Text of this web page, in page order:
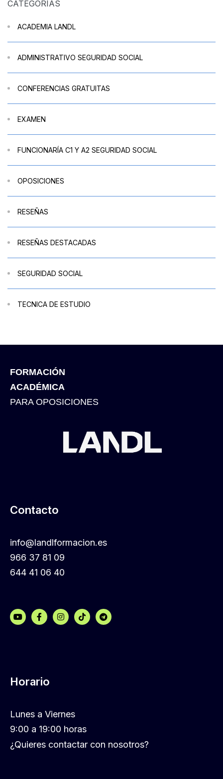
CATEGORÍAS
ACADEMIA LANDL
ADMINISTRATIVO SEGURIDAD SOCIAL
CONFERENCIAS GRATUITAS
EXAMEN
FUNCIONARÍA C1 Y A2 SEGURIDAD SOCIAL
OPOSICIONES
RESEÑAS
RESEÑAS DESTACADAS
SEGURIDAD SOCIAL
TECNICA DE ESTUDIO
FORMACIÓN
ACADÉMICA
PARA OPOSICIONES
Contacto
info@landlformacion.es
966 37 81 09
644 41 06 40
Horario
Lunes a Viernes
9:00 a 19:00 horas
¿Quieres contactar con nosotros?